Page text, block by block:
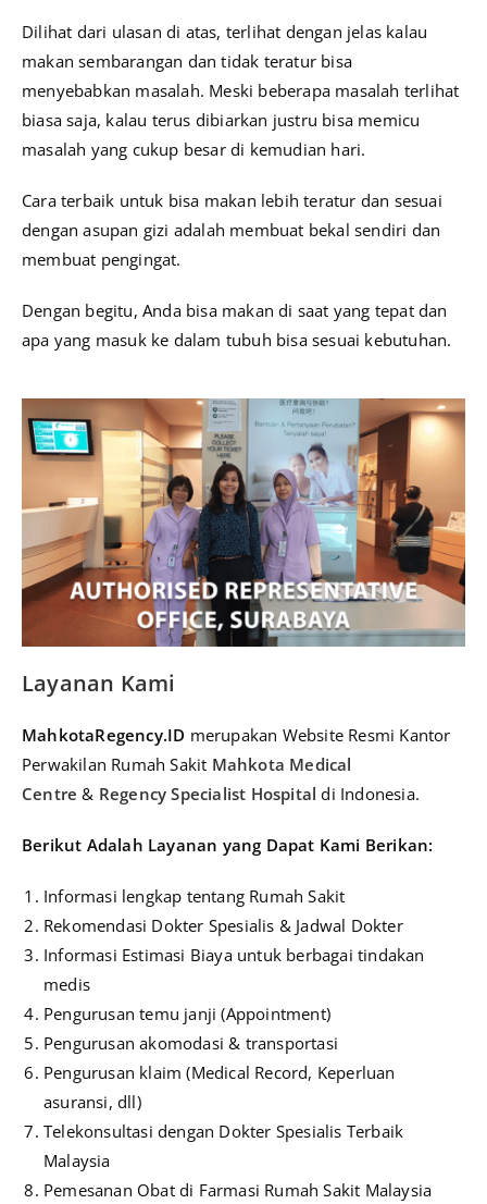
Dilihat dari ulasan di atas, terlihat dengan jelas kalau
makan sembarangan dan tidak teratur bisa
menyebabkan masalah. Meski beberapa masalah terlihat
biasa saja, kalau terus dibiarkan justru bisa memicu
masalah yang cukup besar di kemudian hari.
Cara terbaik untuk bisa makan lebih teratur dan sesuai
dengan asupan gizi adalah membuat bekal sendiri dan
membuat pengingat.
Dengan begitu, Anda bisa makan di saat yang tepat dan
apa yang masuk ke dalam tubuh bisa sesuai kebutuhan.
Layanan Kami
MahkotaRegency.ID merupakan Website Resmi Kantor
Perwakilan Rumah Sakit Mahkota Medical
Centre & Regency Specialist Hospital di Indonesia.
Berikut Adalah Layanan yang Dapat Kami Berikan:
Informasi lengkap tentang Rumah Sakit
Rekomendasi Dokter Spesialis & Jadwal Dokter
Informasi Estimasi Biaya untuk berbagai tindakan
medis
Pengurusan temu janji (Appointment)
Pengurusan akomodasi & transportasi
Pengurusan klaim (Medical Record, Keperluan
asuransi, dll)
Telekonsultasi dengan Dokter Spesialis Terbaik
Malaysia
Pemesanan Obat di Farmasi Rumah Sakit Malaysia